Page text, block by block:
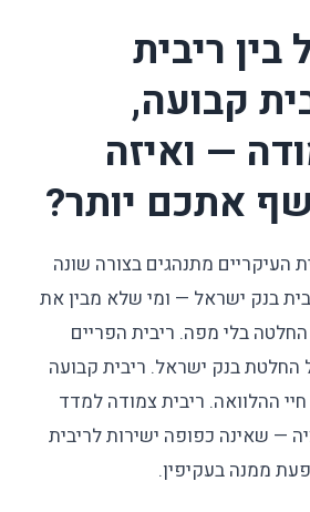
ריבית
קבועה,
— ואיזה
אתכם יותר?
העיקריים מתנהגים בצורה שונה
בנק ישראל — ומי שלא מבין את
בלי מפה. ריבית הפריים
החלטת בנק ישראל. ריבית קבועה
ההלוואה. ריבית צמודה למדד
— שאינה כפופה ישירות לריבית
ממנה בעקיפין.